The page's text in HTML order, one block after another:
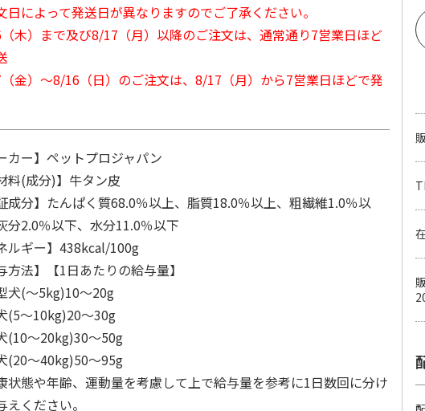
日によって発送日が異なりますのでご了承ください。
（木）まで及び8/17（月）以降のご注文は、通常通り7営業日ほど
（金）～8/16（日）のご注文は、8/17（月）から7営業日ほどで発
カー】ペットプロジャパン
料(成分)】牛タン皮
成分】たんぱく質68.0％以上、脂質18.0％以上、粗繊維1.0％以
分2.0％以下、水分11.0％以下
ルギー】438kcal/100g
方法】【1日あたりの給与量】
犬(～5kg)10～20g
(5～10kg)20～30g
(10～20kg)30～50g
(20～40kg)50～95g
状態や年齢、運動量を考慮して上で給与量を参考に1日数回に分け
えください。